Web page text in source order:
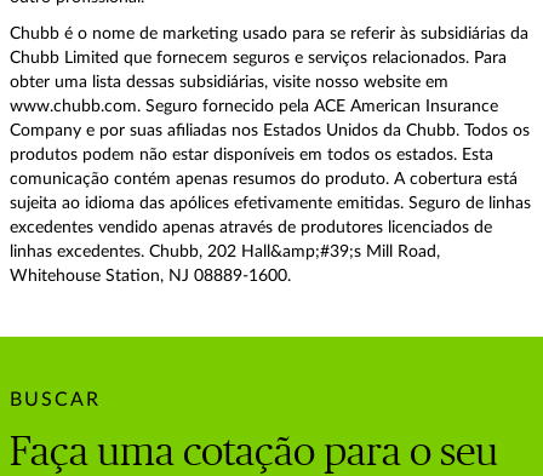
Chubb é o nome de marketing usado para se referir às subsidiárias da
Chubb Limited que fornecem seguros e serviços relacionados. Para
obter uma lista dessas subsidiárias, visite nosso website em
www.chubb.com. Seguro fornecido pela ACE American Insurance
Company e por suas afiliadas nos Estados Unidos da Chubb. Todos os
produtos podem não estar disponíveis em todos os estados. Esta
comunicação contém apenas resumos do produto. A cobertura está
sujeita ao idioma das apólices efetivamente emitidas. Seguro de linhas
excedentes vendido apenas através de produtores licenciados de
linhas excedentes. Chubb, 202 Hall&amp;#39;s Mill Road,
Whitehouse Station, NJ 08889-1600.
BUSCAR
Faça uma cotação para o seu